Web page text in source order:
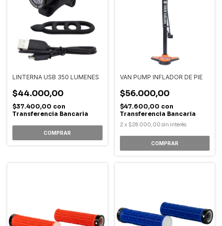
LINTERNA USB 350 LUMENES
$44.000,00
$37.400,00 con
Transferencia Bancaria
VAN PUMP INFLADOR DE PIE
$56.000,00
$47.600,00 con
Transferencia Bancaria
2 x $28.000,00 sin interés